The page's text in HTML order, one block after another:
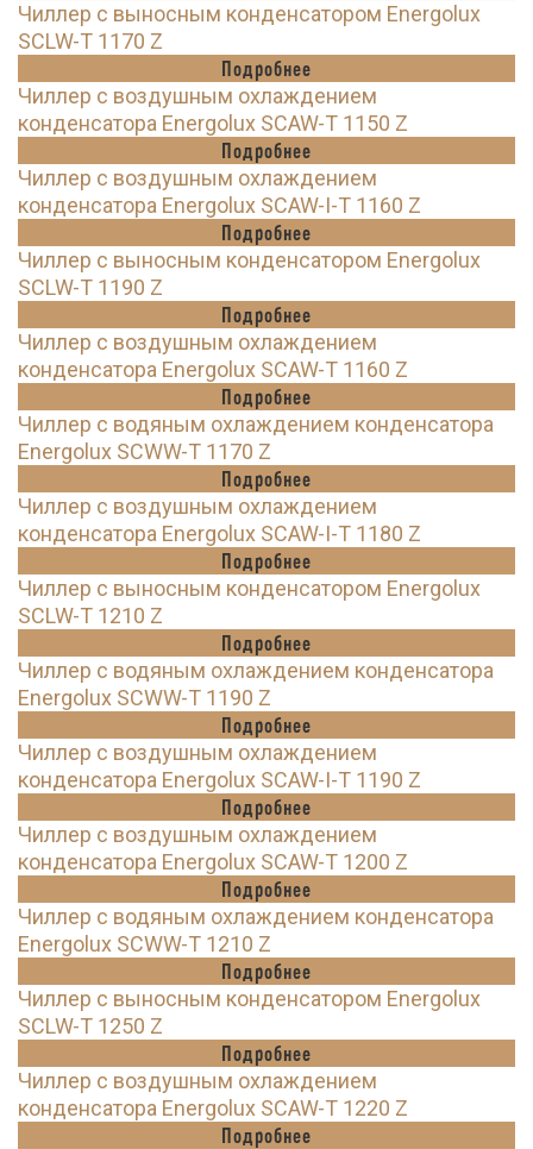
Чиллер с выносным конденсатором Energolux
SCLW-T 1170 Z
Подробнее
Чиллер с воздушным охлаждением
конденсатора Energolux SCAW-T 1150 Z
Подробнее
Чиллер с воздушным охлаждением
конденсатора Energolux SCAW-I-T 1160 Z
Подробнее
Чиллер с выносным конденсатором Energolux
SCLW-T 1190 Z
Подробнее
Чиллер с воздушным охлаждением
конденсатора Energolux SCAW-T 1160 Z
Подробнее
Чиллер с водяным охлаждением конденсатора
Energolux SCWW-T 1170 Z
Подробнее
Чиллер с воздушным охлаждением
конденсатора Energolux SCAW-I-T 1180 Z
Подробнее
Чиллер с выносным конденсатором Energolux
SCLW-T 1210 Z
Подробнее
Чиллер с водяным охлаждением конденсатора
Energolux SCWW-T 1190 Z
Подробнее
Чиллер с воздушным охлаждением
конденсатора Energolux SCAW-I-T 1190 Z
Подробнее
Чиллер с воздушным охлаждением
конденсатора Energolux SCAW-T 1200 Z
Подробнее
Чиллер с водяным охлаждением конденсатора
Energolux SCWW-T 1210 Z
Подробнее
Чиллер с выносным конденсатором Energolux
SCLW-T 1250 Z
Подробнее
Чиллер с воздушным охлаждением
конденсатора Energolux SCAW-T 1220 Z
Подробнее